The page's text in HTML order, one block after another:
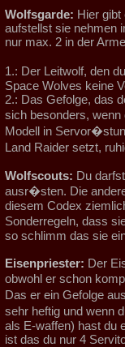
Wolfsgarde: Hier gibt
aufstellst sie nehmen
nur max. 2 in der
1.: Der Leitwolf, den
Space Wolves keine
2.: Das Gefolge, das
sich besonders,
Modell in
Land Raider setzt,
Wolfscouts: Du
ausr�sten. Die
diesem Codex
Sonderregeln, dass
so schlimm das sie
Eisenpriester: Der
obwohl er schon
Das er ein Gefolge
sehr heftig und wenn
als E-waffen) hast du
ist das du nur 4